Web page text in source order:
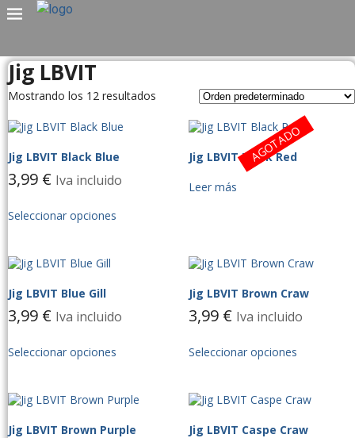
Jig LBVIT
Mostrando los 12 resultados
Jig LBVIT Black Blue
3,99 € Iva incluido
Seleccionar opciones
Jig LBVIT Black Red
Leer más
AGOTADO
Jig LBVIT Blue Gill
3,99 € Iva incluido
Seleccionar opciones
Jig LBVIT Brown Craw
3,99 € Iva incluido
Seleccionar opciones
Jig LBVIT Brown Purple Jig LBVIT Caspe Craw